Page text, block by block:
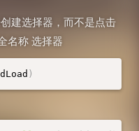
建选择器，而不是点击
名称 选择器
)